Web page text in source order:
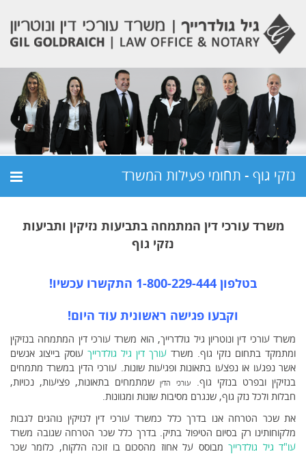
נזקי גוף - תחומי פעילות המשרד
משרד עורכי דין המתמחה בתביעות נזיקין ותביעות
נזקי גוף
בטלפון 1-800-229-444 התקשרו עכשיו!
וקבעו פגישה ראשונית עוד היום!
משרד עורכי דין ונוטריון גיל גולדרייך, הוא משרד עורכי דין המתמחה בנזיקין
ומתמקד בתחום נזקי גוף. משרד עורך דין גיל גולדרייך עוסק בייצוג אנשים
אשר נפגעו או נפצעו בתאונות ופגיעות שונות. עורכי הדין במשרד מתמחים
בנזיקין ובפרט בנזקי גוף.
עורכי הדיןשמתמחים בתאונות, פציעות, נכויות,
חבלות ולכל נזק גוף, שנגרם מסיבות שונות ומגוונות.
את שכר הטרחה אנו בדרך כלל כמשרד עורכי דין לנזיקין נוהגים לגבות
מלקוחותינו רק בסיום הטיפול בתיק. בדרך כלל שכר הטרחה שגובה משרד
עו"ד גיל גולדרייךמבוסס על אחוז מהסכום בו זוכה הלקוח, כלומר שכר